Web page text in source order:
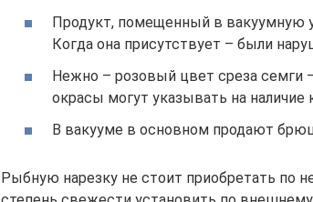
Продукт, помещенный в вакуумную
Когда она присутствует – были
Нежно – розовый цвет среза семги
окрасы могут указывать на наличие
В вакууме в основном продают
Рыбную нарезку не стоит приобретать по